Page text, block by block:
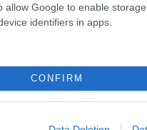
allow Google to enable
identifiers in apps.
CONFIRM